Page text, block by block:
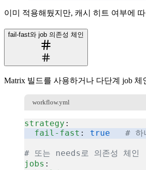
이미 적용해뒀지만, 캐시 히트 여부에
fail-fast와 job 의존성 체인
Matrix 빌드를 사용하거나 다단계 job
workflow.yml
strategy :
  fail-fast
: true
# 하
# 또는 needs로 의존성 체인
jobs :